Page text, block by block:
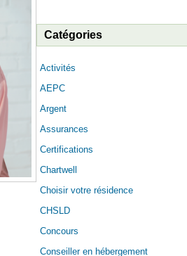
Catégories
Activités
AEPC
Argent
Assurances
Certifications
Chartwell
Choisir votre résidence
CHSLD
Concours
Conseiller en hébergement